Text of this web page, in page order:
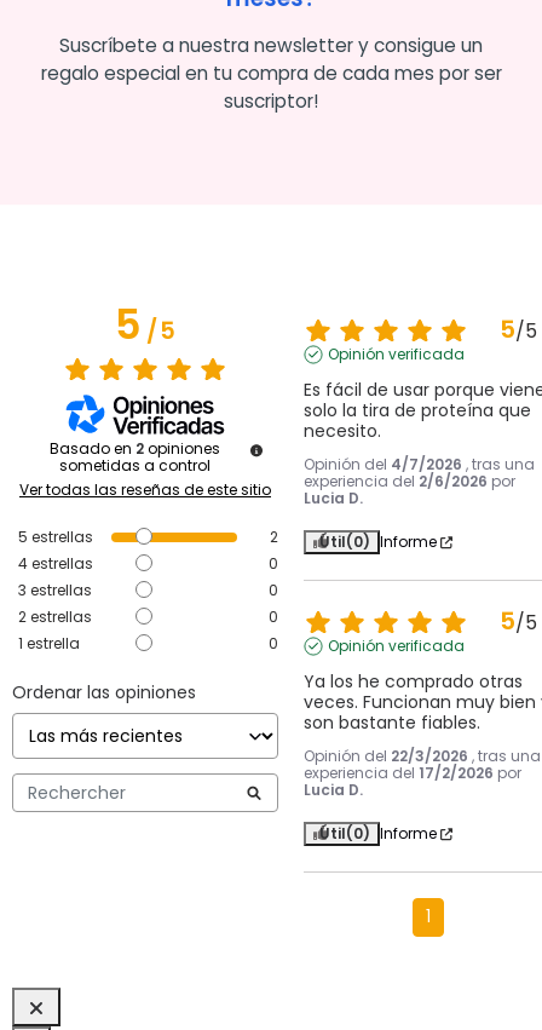
Suscríbete a nuestra newsletter y consigue un
regalo especial en tu compra de cada mes por ser
suscriptor!
5/5
Basado en 2 opiniones
sometidas a control
Ver todas las reseñas de este sitio
5 estrellas
2
4estrellas
0
3 estrellas
0
2estrellas
0
1 estrella 0
Ordenar las opiniones
5/5
Opinión verificada
Es fácil de usar porque
solo la tira de proteína que
necesito.
Opinión del 4/7/2026 , tras una
experiencia del 2/6/2026 por
Lucia D.
Útil(0) Informe
5/5
Opinión verificada
Ya los he comprado otras
veces. Funcionan muy bien
son bastante fiables.
Opinión del 22/3/2026 , tras una
experiencia del 17/2/2026 por
Lucia D.
Útil(0) Informe
1